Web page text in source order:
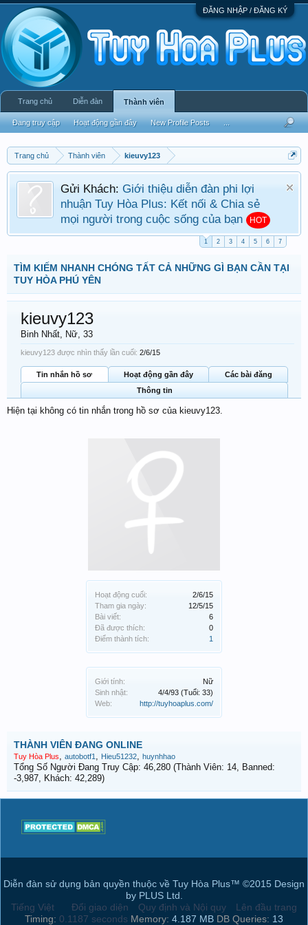
ĐĂNG NHẬP / ĐĂNG KÝ
Trang chủ Thành viên kieuvy123
Gửi Khách: Giới thiệu diễn đàn phi lợi
nhuận Tuy Hòa Plus: Kết nối & Chia sẻ
mọi người trong cuộc sống của bạn
HOT
1 2 3 4 5 6 7
TÌM KIẾM NHANH CHÓNG TẤT CẢ NHỮNG GÌ BẠN CẦN TẠI
TUY HÒA PHÚ YÊN
Hoạt động cuối:
2/6/15
Tham gia ngày:
12/5/15
Bài viết:
6
Đã được thích:
0
Điểm thành tích:
1
Giới tính:
Nữ
Sinh nhật:
4/4/93 (Tuổi: 33)
Web:
http://tuyhoaplus.com/
kieuvy123
Binh Nhất, Nữ, 33
kieuvy123 được nhìn thấy lần cuối: 2/6/15
Tin nhắn hồ sơ Hoạt động gần đây
Các bài đăng
Thông tin
Hiện tại không có tin nhắn trong hồ sơ của kieuvy123.
THÀNH VIÊN ĐANG ONLINE
Tuy Hòa Plus, autobotf1 , Hieu51232, huynhhao
Tổng Số Người Đang Truy Cập: 46,280 (Thành Viên: 14, Banned:
-3,987, Khách: 42,289)
Trang chủ Diễn đàn Thành viên
Đang truy cập Hoạt động gần đây New Profile Posts ...
Diễn đàn sử dụng bản quyền thuộc về Tuy Hòa Plus™ ©2015 Design
by PLUS Ltd.
Tiếng Việt
Đổi giao diện Quy định và Nội quy
Lên đầu trang
Timing: 0.1187 seconds Memory: 4.187 MB DB Queries: 13